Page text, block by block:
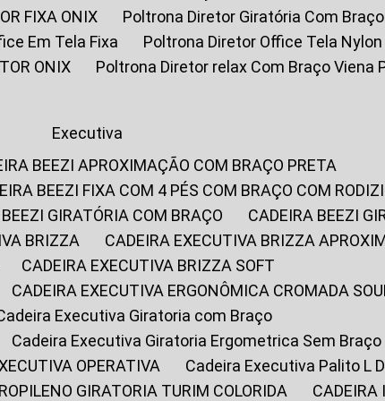
FIXA ONIX
Poltrona Diretor Giratória Com
Em Tela Fixa
Poltrona Diretor Office Tela Nylon
ONIX
Poltrona Diretor relax Com Braço Viena
Executiva
BEEZI APROXIMAÇÃO COM BRAÇO PRETA
BEEZI FIXA COM 4 PÉS COM BRAÇO COM
BEEZI GIRATÓRIA COM BRAÇO
CADEIRA BEEZI
BRIZZA
CADEIRA EXECUTIVA BRIZZA
CADEIRA EXECUTIVA BRIZZA SOFT
CADEIRA EXECUTIVA ERGONÔMICA CROMADA
Cadeira Executiva Giratoria com Braço
Cadeira Executiva Giratoria Ergometrica Sem Braço
OPERATIVA
Cadeira Executiva Palito L
GIRATORIA TURIM COLORIDA